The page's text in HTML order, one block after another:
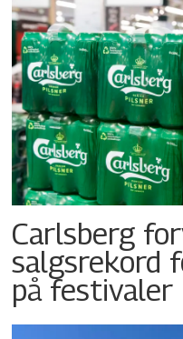
Carlsberg
salgsrekord
på festivaler